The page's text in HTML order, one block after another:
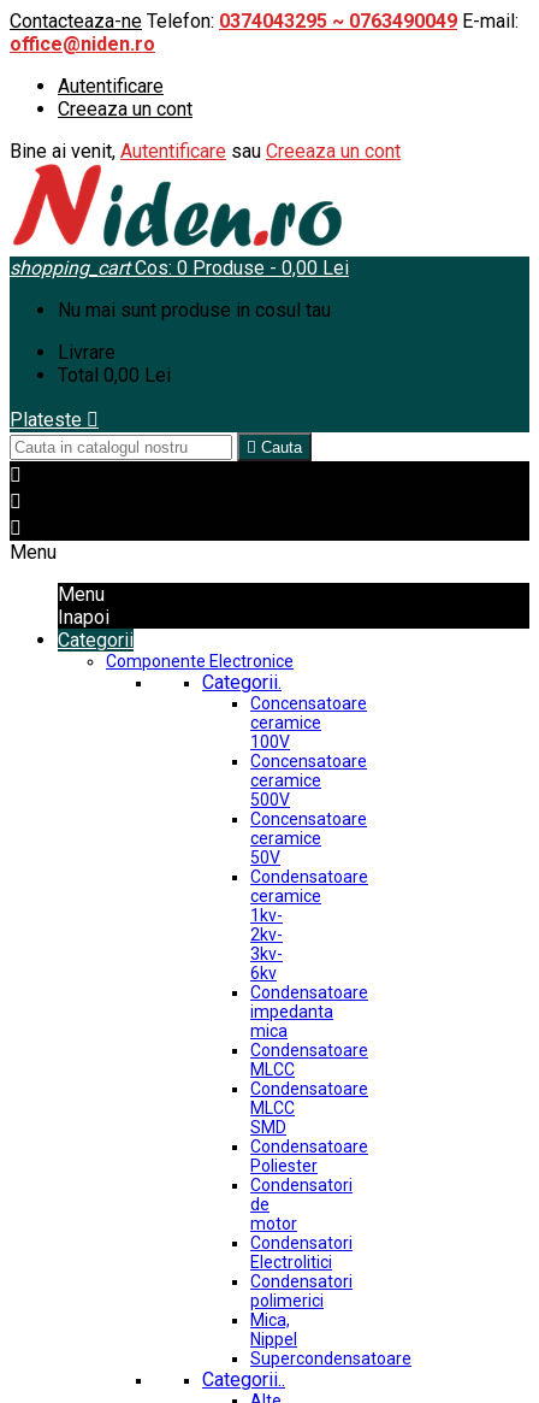
Contacteaza-ne Telefon: 0374043295 ~ 0763490049 E-mail:
office@niden.ro
Autentificare
Creeaza un cont
Bine ai venit, Autentificare sau Creeaza un cont
shopping_cart Cos: 0 Produse - 0,00 Lei
Nu mai sunt produse in cosul tau
Livrare
Total 0,00 Lei
Plateste 
 Cauta



Menu
Menu
Inapoi
Categorii
Componente Electronice
Categorii.
Concensatoare
ceramice
100V
Concensatoare
ceramice
500V
Concensatoare
ceramice
50V
Condensatoare
ceramice
1kv-
2kv-
3kv-
6kv
Condensatoare
impedanta
mica
Condensatoare
MLCC
Condensatoare
MLCC
SMD
Condensatoare
Poliester
Condensatori
de
motor
Condensatori
Electrolitici
Condensatori
polimerici
Mica,
Nippel
Supercondensatoare
Categorii..